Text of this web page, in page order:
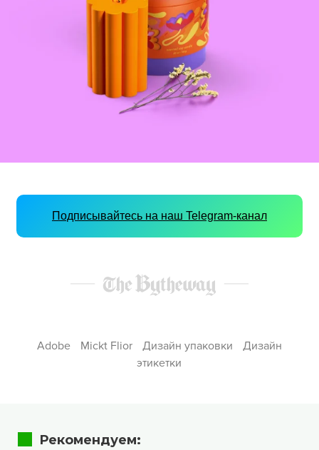
Подписывайтесь на наш Telegram-канал
Adobe Mickt Flior Дизайн упаковки
Дизайн
этикетки
Рекомендуем: